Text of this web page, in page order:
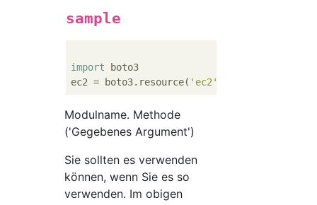
sample
import boto3
ec2 = boto3.resource( 'ec2'
Modulname. Methode
('Gegebenes Argument')
Sie sollten es verwenden
können, wenn Sie es so
verwenden. Im obigen